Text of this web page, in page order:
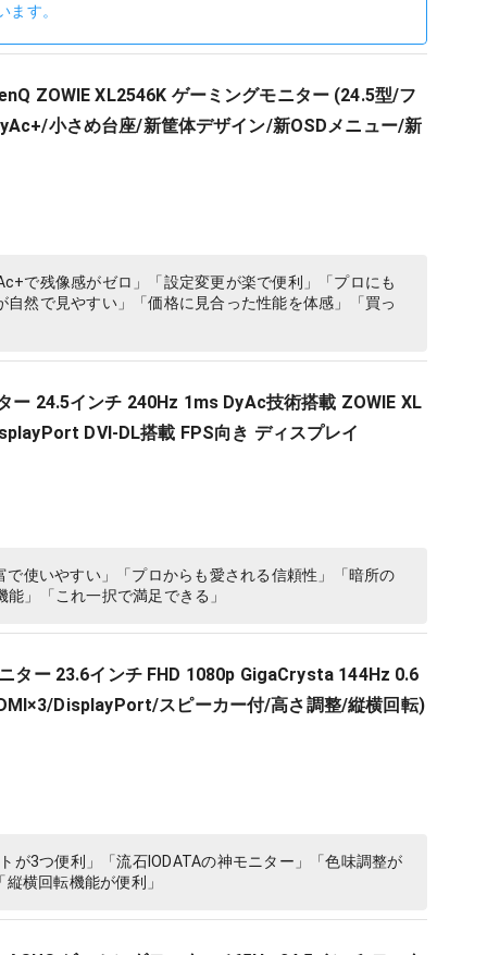
す。
ZOWIE XL2546K ゲーミングモニター (24.5型/フ
小さめ台座/新筐体デザイン/新OSDメニュー/新
で残像感がゼロ」「設定変更が楽で便利」「プロにも
然で見やすい」「価格に見合った性能を体感」「買っ
ー 24.5インチ 240Hz 1ms DyAc技術搭載 ZOWIE XL
DVI-DL搭載 FPS向き ディスプレイ
使いやすい」「プロからも愛される信頼性」「暗所の
」「これ一択で満足できる」
ター 23.6インチ FHD 1080p GigaCrysta 144Hz 0.6
DisplayPort/スピーカー付/高さ調整/縦横回転)
が3つ便利」「流石IODATAの神モニター」「色味調整が
横回転機能が便利」